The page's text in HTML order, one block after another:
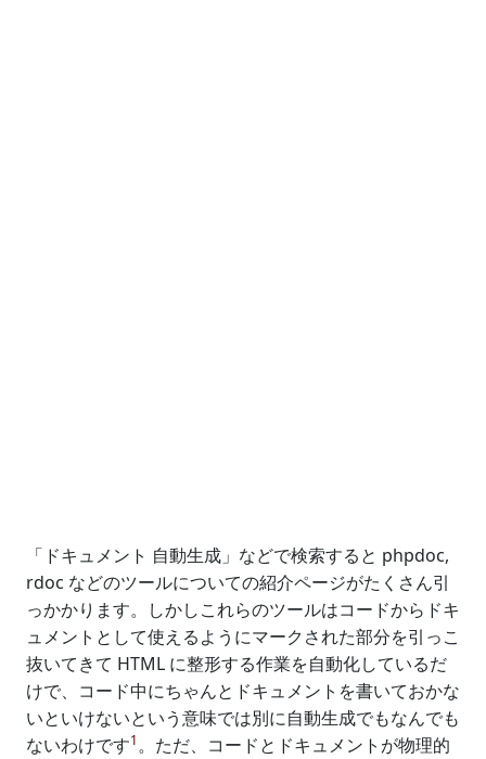
「ドキュメント 自動生成」などで検索すると phpdoc,
rdoc などのツールについての紹介ページがたくさん引
っかかります。しかしこれらのツールはコードからドキ
ュメントとして使えるようにマークされた部分を引っこ
抜いてきて HTML に整形する作業を自動化しているだ
けで、コード中にちゃんとドキュメントを書いておかな
いといけないという意味では別に自動生成でもなんでも
ないわけです1。ただ、コードとドキュメントが物理的